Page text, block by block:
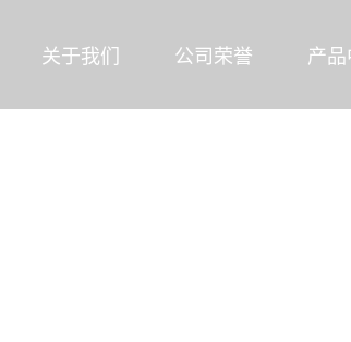
关于我们 公司荣誉 产